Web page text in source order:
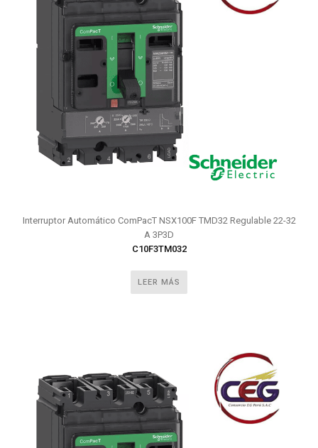
Interruptor Automático ComPacT NSX100F TMD32 Regulable 22-32
A 3P3D
C10F3TM032
LEER MÁS